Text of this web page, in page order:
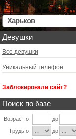
Харьков
Девушки
Все девушки
Уникальный телефон
Заблокировали сайт?
Поиск по базе
Возраст от до
Грудь от
до